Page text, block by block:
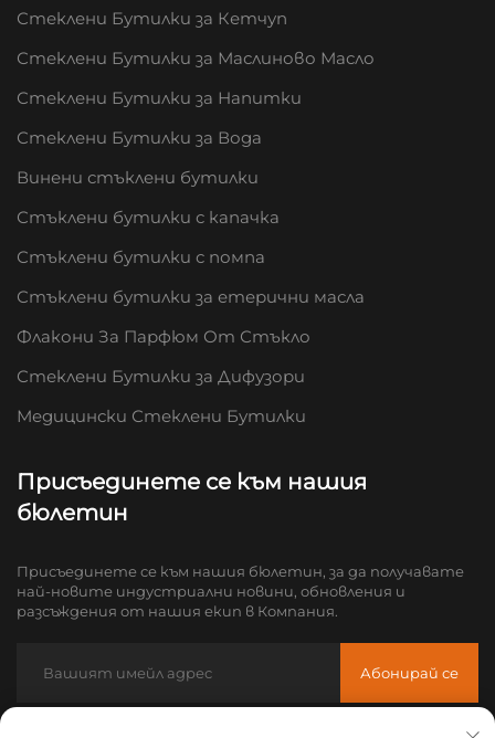
Стеклени Бутилки за Кетчуп
Стеклени Бутилки за Маслиново Масло
Стеклени Бутилки за Напитки
Стеклени Бутилки за Вода
Винени стъклени бутилки
Стъклени бутилки с капачка
Стъклени бутилки с помпа
Стъклени бутилки за етерични масла
Флакони За Парфюм От Стъкло
Стеклени Бутилки за Дифузори
Медицински Стеклени Бутилки
Присъединете се към нашия
бюлетин
Присъединете се към нашия бюлетин, за да получавате
най-новите индустриални новини, обновления и
разсъждения от нашия екип в Компания.
Абонирай се